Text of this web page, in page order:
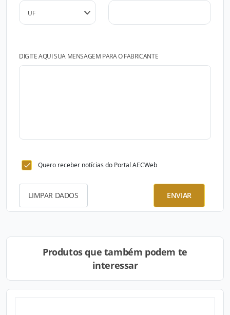
DIGITE AQUI SUA MENSAGEM PARA O FABRICANTE
Quero receber notícias do Portal AECWeb
LIMPAR DADOS ENVIAR
Produtos que também podem te
interessar